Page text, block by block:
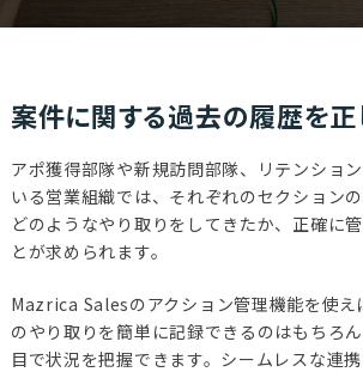
案件に関する過去の履歴を正
アポ獲得部隊や新規訪問部隊、リテンショ
いる営業組織では、それぞれのセクション
どのようなやり取りをしてきたか、正確に
とが求められます。
Mazrica Salesのアクション管理機能を使え
のやり取りを簡単に記録できるのはもちろ
目で状況を把握できます。シームレスな連